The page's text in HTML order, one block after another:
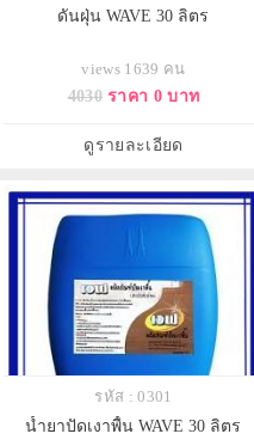
ดันฝุ่น WAVE 30 ลิตร
views 1639 คน
4030 ราคา 0 บาท
ดูรายละเอียด
รหัส : 0301
น้ำยาปัดเงาพื้น WAVE 30 ลิตร